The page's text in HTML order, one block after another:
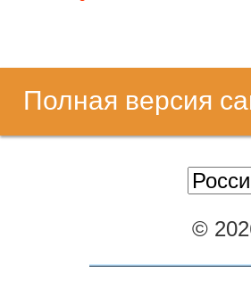
Полная версия
©